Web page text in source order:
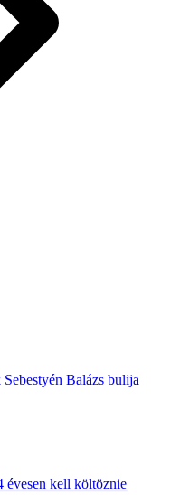
Balázs bulija
évesen kell költöznie